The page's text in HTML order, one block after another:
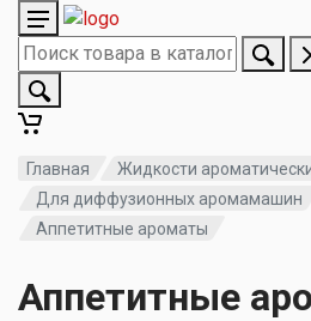
Главная
Жидкости
Для диффузионных аромамашин
Аппетитные ароматы
Аппетитные